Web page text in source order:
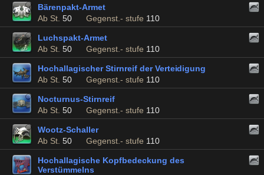
Bärenpakt-Armet
Ab St. 50 Gegenst.- stufe 110
Luchspakt-Armet
Ab St. 50 Gegenst.- stufe 110
Hochallagischer Stirnreif der Verteidigung
Ab St. 50 Gegenst.- stufe 110
Nocturnus-Stirnreif
Ab St. 50 Gegenst.- stufe 110
Wootz-Schaller
Ab St. 50 Gegenst.- stufe 110
Hochallagische Kopfbedeckung des
Verstümmelns